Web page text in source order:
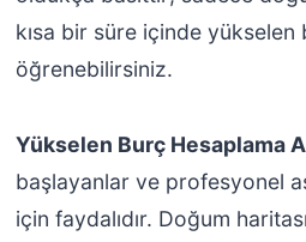
kısa bir süre içinde yükselen
öğrenebilirsiniz.
Yükselen Burç Hesaplama
başlayanlar ve profesyonel
için faydalıdır. Doğum